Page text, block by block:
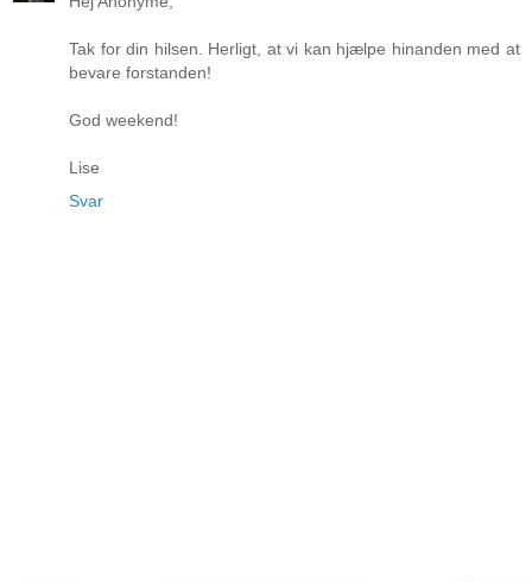
Tak for din hilsen. Herligt, at vi kan hjælpe hinanden med at
bevare forstanden!
God weekend!
Lise
Svar